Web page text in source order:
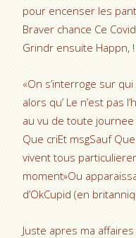
pour encenser les
Braver chance Ce
Grindr ensuite Happn,
«On s’interroge sur
alors qu’ Le n’est pas
au vu de toute journee
Que criEt msgSauf
vivent tous
moment»Ou
d’OkCupid (en
Juste apres ma